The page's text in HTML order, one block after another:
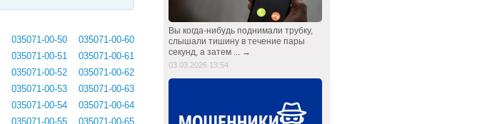
035071-00-50
035071-00-51
035071-00-52
035071-00-53
035071-00-54
035071-00-55
035071-00-60
035071-00-61
035071-00-62
035071-00-63
035071-00-64
035071-00-65
Вы когда-нибудь поднимали трубку,
слышали тишину в течение пары
секунд, а затем ... →
03.03.2026 13:54